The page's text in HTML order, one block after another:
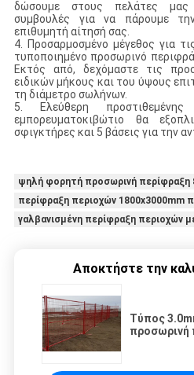
δώσουμε στους πελάτες μας
συμβουλές για να πάρουμε
επιθυμητή αίτησή σας.
4. Προσαρμοσμένο μέγεθος για
τυποποιημένο προσωρινό
Εκτός από, δεχόμαστε τις
ειδικών μήκους και του ύψους
τη διάμετρο σωλήνων.
5. Ελεύθερη
εμπορευματοκιβώτιο θα
σφιγκτήρες και 5 βάσεις για την
ψηλή φορητή προσωρινή περίφραξη
περίφραξη περιοχών 1800x3000mm
γαλβανισμένη περίφραξη περιοχών
Αποκτήστε την
Τύπος
προσωρινή